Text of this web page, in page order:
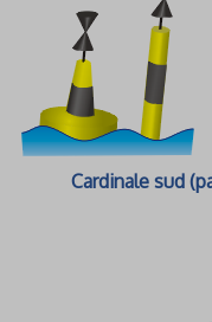
Cardinale sud